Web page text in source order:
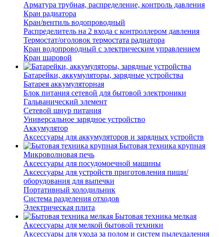
Арматура трубная, распределение, контроль давления
Кран радиатора
Кран/вентиль водопроводный
Распределитель на 2 входа с контроллером давления
Термостат/оголовок термостата радиатора
Кран водопроводный с электрическим управлением
Кран шаровой
Батарейки, аккумуляторы, зарядные устройства
Батарея аккумуляторная
Блок питания сетевой для бытовой электроники
Гальванический элемент
Сетевой шнур питания
Универсальное зарядное устройство
Аккумулятор
Аксессуары для аккумуляторов и зарядных устройств
Бытовая техника крупная
Микроволновая печь
Аксессуары для посудомоечной машины
Аксессуары для устройств приготовления пищи/
оборудования для выпечки
Портативный холодильник
Система разделения отходов
Электрическая плита
Бытовая техника мелкая
Аксессуары для мелкой бытовой техники
Аксессуары для ухода за полом и систем пылеудаления